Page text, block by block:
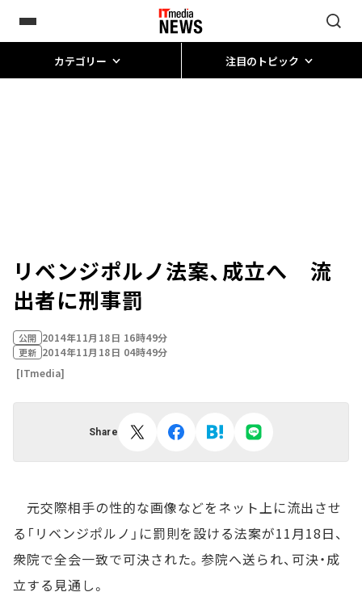
カテゴリー 注目のトピック
リベンジポルノ法案、成立へ 流
出者に刑事罰
公開 2014年11月18日 16時49分
更新 2014年11月18日 04時49分
[ITmedia]
Share
元交際相手の性的な画像などをネット上に流出させ
る「リベンジポルノ」に罰則を設ける法案が11月18日、
衆院で全会一致で可決された。参院へ送られ、可決・成
立する見通し。